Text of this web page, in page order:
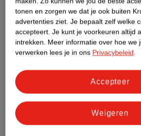
Etiketinformatie
Nature Impact Score
Dit product heeft
Impact Score.
tonen en zorgen we dat je ook buiten
advertenties ziet. Je bepaalt zelf welke
accepteert. Je kunt je voorkeuren altijd
intrekken. Meer informatie over hoe we
verwerken lees je in ons Privacybeleid.
Weigeren
Accepteer